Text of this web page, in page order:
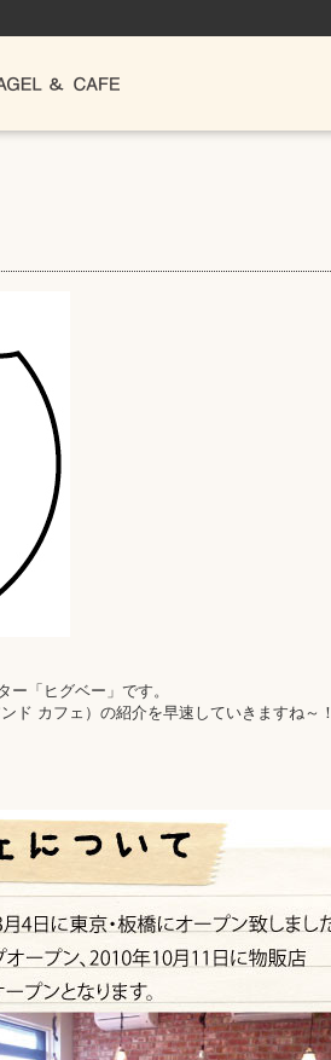
ー「ヒグベー」です。
ド カフェ）の紹介を早速していきますね～！